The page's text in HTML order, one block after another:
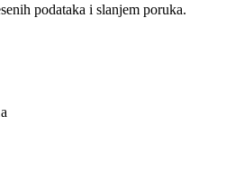
podataka i slanjem poruka.